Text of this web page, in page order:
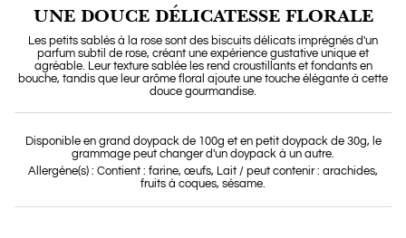
UNE DOUCE DÉLICATESSE FLORALE
Les petits sablés à la rose sont des biscuits délicats imprégnés d'un
parfum subtil de rose, créant une expérience gustative unique et
agréable. Leur texture sablée les rend croustillants et fondants en
bouche, tandis que leur arôme floral ajoute une touche élégante à cette
douce gourmandise.
Disponible en grand doypack de 100g et en petit doypack de 30g, le
grammage peut changer d'un doypack à un autre.
Allergène(s) : Contient : farine, œufs, Lait / peut contenir : arachides,
fruits à coques, sésame.